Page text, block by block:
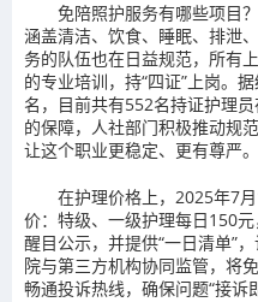
免陪照护服务有哪些项目
涵盖清洁、饮食、睡眠、排泄
务的队伍也在日益规范，所有
的专业培训，持“四证”上岗。
名，目前共有552名持证护理
的保障，人社部门积极推动规
让这个职业更稳定、更有尊严。
在护理价格上，2025年7
价：特级、一级护理每日150
醒目公示，并提供“一日清单”
院与第三方机构协同监管，将
畅通投诉热线，确保问题“接诉